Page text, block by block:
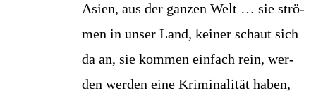
Asi­en, aus der gan­zen Welt … sie strö­
men in unser Land, kei­ner schaut sich
da an, sie kom­men ein­fach rein, wer­
den wer­den eine Kri­mi­na­li­tät haben,